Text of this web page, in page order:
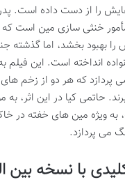
را از دست داده است.
خنثی سازی مین است
را بهبود بخشد، اما گذشته
انداخته است. این فیلم
پردازد که هر دو از زخم
حاتمی کیا در این اثر،
ویژه مین های خفته در
می پردازد.
با نسخه بین